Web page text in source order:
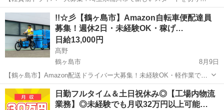
せんか？】 普通免許があれば未経験OK！☆充実の研修制度と先輩ド
ライバーの横乗りで安心スタート♪積込み・配送業務は軽量荷物が中心
なので、体力に自信がない方や女性...
埼玉 桶川市 ドライバー 社用車
!!☆彡【鶴ヶ島市】Amazon自転車便配達員
募集！週休2日・未経験OK・稼げ…
日給13,000円
髙野
鶴ヶ島市
8月9日
【鶴ヶ島市】Amazon配送ドライバー大募集！未経験OK・軽作業で稼
ぐ！☆ 普通免許があれば、年齢・性別・学歴・職歴不問！研修制度充
実で安心♪荷物は軽量で、スマホ操作ができればOK！直行直帰も可能
でプライベートとの両立も◎...
埼玉 鶴ヶ島市 ドライバー Amazon
日勤フルタイム＆土日祝休み◎【工場内物流
業務】◎未経験でも月収32万円以上可能…